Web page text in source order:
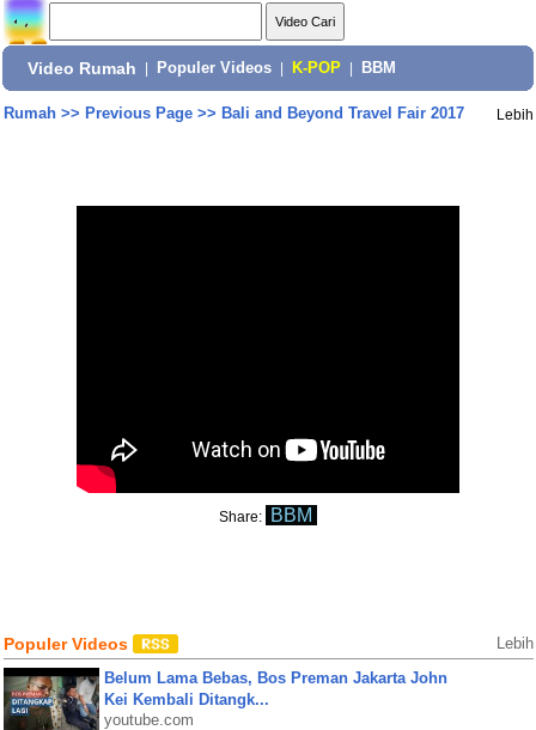
Video Rumah Populer Videos K-POP BBM
Rumah>> Previous Page>> Bali and Beyond Travel Fair 2017 Lebih
Share: BBM
Populer Videos Lebih
Belum Lama Bebas, Bos Preman Jakarta John
Kei Kembali Ditangk...
youtube.com